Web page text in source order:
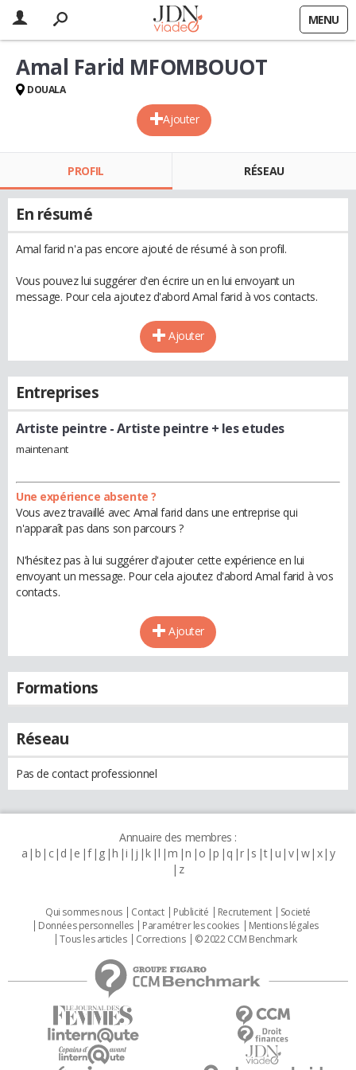
MENU
Ajouter
Amal Farid MFOMBOUOT
DOUALA
PROFIL RÉSEAU
En résumé
Amal farid n'a pas encore ajouté de résumé à son profil.
Vous pouvez lui suggérer d'en écrire un en lui envoyant un
message. Pour cela ajoutez d'abord Amal farid à vos contacts.
Ajouter
Entreprises
Artiste peintre - Artiste peintre + les etudes
maintenant
Une expérience absente ?
Vous avez travaillé avec Amal farid dans une entreprise qui
n'apparaît pas dans son parcours ?
N'hésitez pas à lui suggérer d'ajouter cette expérience en lui
envoyant un message. Pour cela ajoutez d'abord Amal farid à vos
contacts.
Ajouter
Formations
Réseau
Pas de contact professionnel
Annuaire des membres :
a b c d e f g h i j k l m n o p q r s t u v w x y
z
Qui sommes nous Contact Publicité Recrutement
Societé
Données personnelles
Paramétrer les cookies
Mentions légales
Tous les articles
Corrections © 2022 CCM Benchmark